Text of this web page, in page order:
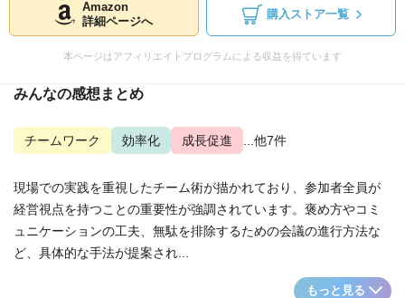
Amazon
詳細ページへ
購入ストア一覧
本ページはアフィリエイトプログラムによる収益を得ています
みんなの感想まとめ
チームワーク 効率化 成長促進 ...他7件
現場での実践を重視したチーム術が描かれており、参加者全員が
経営視点を持つことの重要性が強調されています。褒め方やコミ
ュニケーションの工夫、無駄を排除するための会議の進行方法な
ど、具体的な手法が提案され...
もっと見る